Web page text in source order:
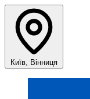
Київ, Вінниця